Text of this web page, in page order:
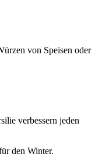
von Speisen oder
verbessern jeden
den Winter.